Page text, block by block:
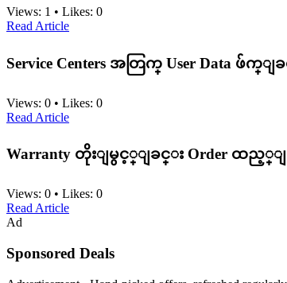
Views: 1 • Likes: 0
Read Article
Service Centers အတြက္ User Data ဖ်
Views: 0 • Likes: 0
Read Article
Warranty တိုးျမွင့္ျခင္း Order ထ
Views: 0 • Likes: 0
Read Article
Ad
Sponsored Deals